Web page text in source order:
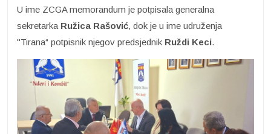
U ime ZCGA memorandum je potpisala generalna
sekretarka Ružica Rašović, dok je u ime udruženja
"Tirana“ potpisnik njegov predsjednik Ruždi Keci.